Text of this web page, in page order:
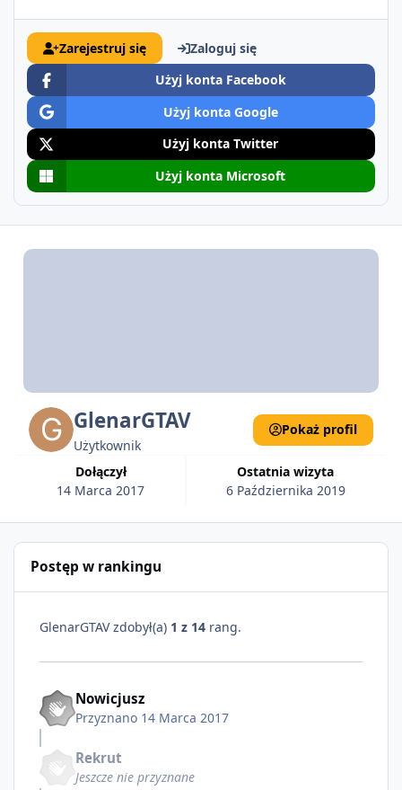
Zarejestruj się
Zaloguj się
Użyj konta Facebook
Użyj konta Google
Użyj konta Twitter
Użyj konta Microsoft
GlenarGTAV
Użytkownik
Dołączył
14 Marca 2017
Ostatnia wizyta
6 Października 2019
Pokaż profil
Postęp w rankingu
GlenarGTAV zdobył(a) 1 z 14 rang.
Nowicjusz
Przyznano 14 Marca 2017
Rekrut
Jeszcze nie przyznane